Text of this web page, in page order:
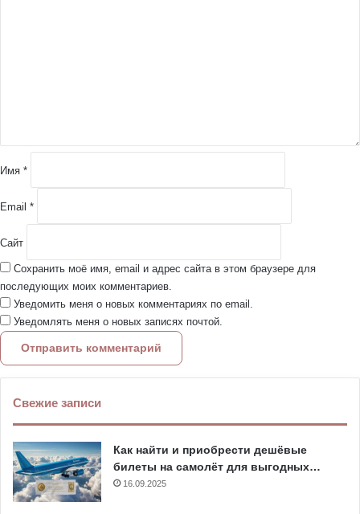
и
йИмя *
Email *
Сайт
Сохранить моё имя, email и адрес сайта в этом браузере для
последующих моих комментариев.
Уведомить меня о новых комментариях по email.
Уведомлять меня о новых записях почтой.
Свежие записи
Как найти и приобрести дешёвые
билеты на самолёт для выгодных…
16.09.2025